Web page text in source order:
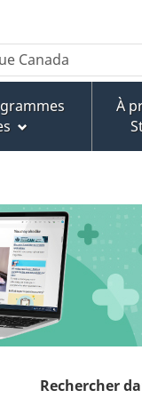
À
Rechercher